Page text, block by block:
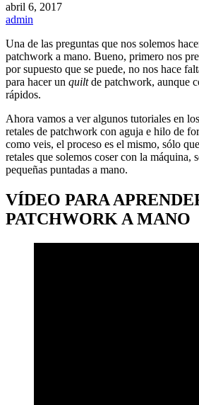
abril 6, 2017
admin
Una de las preguntas que nos solemos
patchwork a mano. Bueno, primero nos
por supuesto que se puede, no nos hace
para hacer un quiltde patchwork, aunque
rápidos.
Ahora vamos a ver algunos tutoriales en
retales de patchwork con aguja e hilo de
como veis, el proceso es el mismo, sólo
retales que solemos coser con la máquina,
pequeñas puntadas a mano.
VÍDEO PARA
PATCHWORK A MANO